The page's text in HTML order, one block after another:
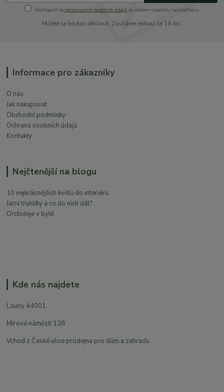
Souhlasím se zpracováním osobních údajůza účelem rozesílky newsletteru.
Můžete se kdykoli odhlásit. Zasíláme jednou za 14 dní.
Informace pro zákazníky
O nás
Jak nakupovat
Obchodní podmínky
Ochrana osobních údajů
Kontakty
Nejčtenější na blogu
10 nejkrásnějších květů do interiéru
Jarní truhlíky a co do nich dát?
Orchideje v bytě
Kde nás najdete
Louny 44001
Mírové náměstí 128
Vchod z České ulice prodejna pro dům a zahradu